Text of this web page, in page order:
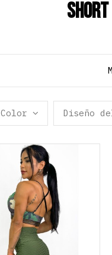
Short
Color Diseño